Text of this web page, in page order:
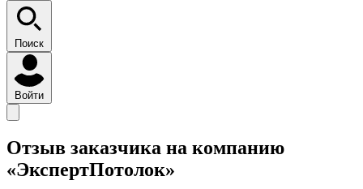
Поиск
Войти
Отзыв заказчика на компанию
«ЭкспертПотолок»